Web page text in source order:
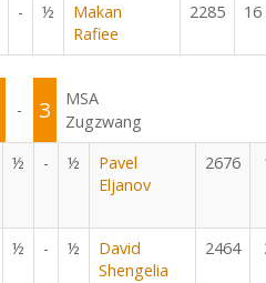
- ½
Makan
Rafiee
2285 16
- 3
MSA
Zugzwang
½ - ½
Pavel
Eljanov
2676
½ - ½
David
Shengelia
2464